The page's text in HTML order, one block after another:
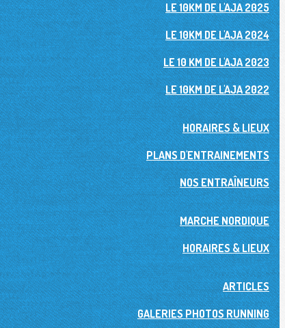
LE 10KM DE L'AJA 2025
LE 10KM DE L'AJA 2024
LE 10 KM DE L'AJA 2023
LE 10KM DE L'AJA 2022
HORAIRES & LIEUX
PLANS D'ENTRAINEMENTS
NOS ENTRAÎNEURS
MARCHE NORDIQUE
HORAIRES & LIEUX
ARTICLES
GALERIES PHOTOS RUNNING